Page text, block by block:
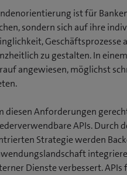
ist für
sondern sich auf ihre
Geschäftsprozesse
zu gestalten. In
angewiesen, möglichst
diesen Anforderungen
APIs. Durch
Strategie werden
Dienste verbessert.